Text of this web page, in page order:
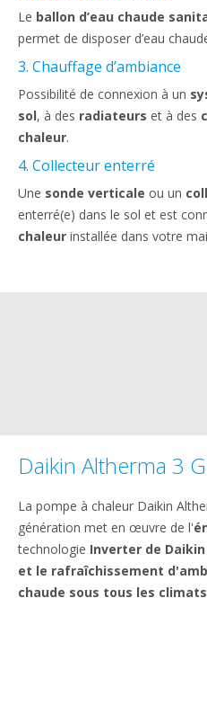
Le ballon d’eau chaude
permet de disposer d’eau
3. Chauffage d’ambiance
Possibilité de connexion à un
sol, à des radiateurs et à des
chaleur.
4. Collecteur enterré
Une sonde verticale ou un
enterré(e) dans le sol et est
chaleur installée dans votre
Daikin Altherma 3
La pompe à chaleur Daikin
génération met en œuvre de l'
technologie Inverter de Daikin
et le rafraîchissement
chaude sous tous les climats